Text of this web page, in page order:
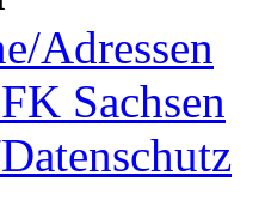
Adressen
Sachsen